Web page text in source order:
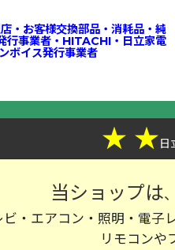
・お客様交換部品・消耗品・純
行事業者・HITACHI・日立家電
ボイス発行事業者
★ ★日
当ショップは
ビ・エアコン・照明・電子
リモコンや